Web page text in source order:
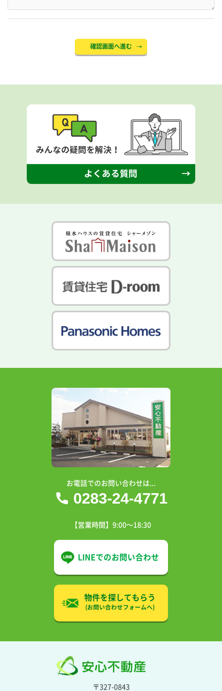
確認画面へ進む
お電話でのお問い合わせは...
0283-24-4771
【営業時間】9:00〜18:30
LINEでのお問い合わせ
物件を探してもらう
(お問い合わせフォームへ)
〒327-0843